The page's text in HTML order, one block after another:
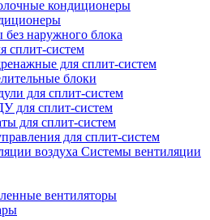
кондиционеры
наружного блока
сплит-систем
для сплит-систем
блоки
для сплит-систем
для сплит-систем
для сплит-систем
для сплит-систем
Системы вентиляции
вентиляторы